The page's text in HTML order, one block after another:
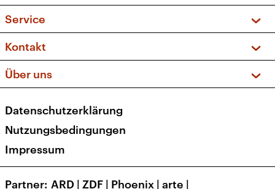
Sendungen und Podcasts
Musikliste
Kakadu – Das Kinderprogramm
Frequenzen (UKW + DAB+)
Service
FAQ
Apps
Newsletter
Kontakt
Social Media
Über uns
Presse
Karriere
Transparenz
Datenschutzerklärung
Nutzungsbedingungen
Impressum
Partner ARD | ZDF | Phoenix | arte |